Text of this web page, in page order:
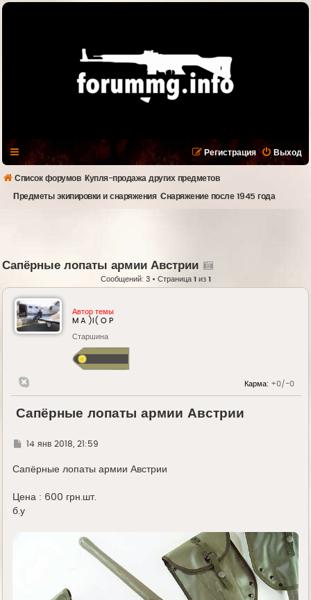
Выход
Регистрация
Список форумов Купля-продажа других предметов
Предметы экипировки и снаряжения Снаряжение после 1945 года
Сапёрные лопаты армии Австрии
Сообщений: 3 • Страница 1из 1
Автор темы
M A )l( O P
Старшина
Карма: +0/-0
Сапёрные лопаты армии Австрии
Г14 янв 2018, 21:59
Сапёрные лопаты армии Австрии
Цена : 600 грн.шт.
б.у